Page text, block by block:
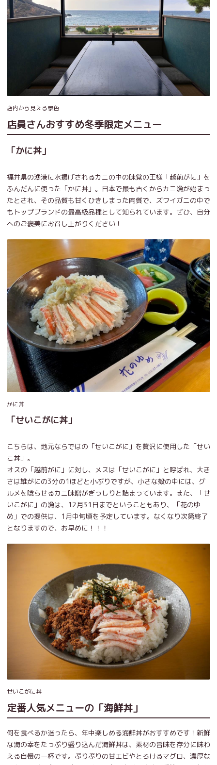
店内から見える景色
店員さんおすすめ冬季限定メニュー
「かに丼」
福井県の漁港に水揚げされるカニの中の味覚の王様「越前がに」を
ふんだんに使った「かに丼」。日本で最も古くからカニ漁が始まっ
たとされ、その品質も甘くひきしまった肉質で、ズワイガニの中で
もトップブランドの最高級品種として知られています。ぜひ、自分
へのご褒美にお召し上がりください！
かに丼
「せいこがに丼」
こちらは、地元ならではの「せいこがに」を贅沢に使用した「せい
こ丼」。
オスの「越前がに」に対し、メスは「せいこがに」と呼ばれ、大き
さは雄がにの3分の1ほどと小ぶりですが、小さな殻の中には、グ
ルメを唸らせるカニ味噌がぎっしりと詰まっています。また、「せ
いこがに」の漁は、12月31日までということもあり、「花のゆ
め」での提供は、1月中旬頃を予定しています。なくなり次第終了
となりますので、お早めに！！！
せいこがに丼
定番人気メニューの「海鮮丼」
何を食べるか迷ったら、年中楽しめる海鮮丼がおすすめです！新鮮
な海の幸をたっぷり盛り込んだ海鮮丼は、素材の旨味を存分に味わ
える自慢の一杯です。ぷりぷりの甘エビやとろけるマグロ、濃厚な